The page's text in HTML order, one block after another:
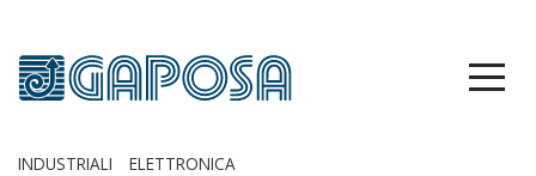
INDUSTRIALI
ELETTRONICA